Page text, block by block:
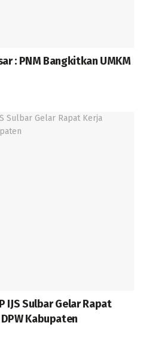
: PNM Bangkitkan UMKM
IJS Sulbar Gelar Rapat
Kabupaten